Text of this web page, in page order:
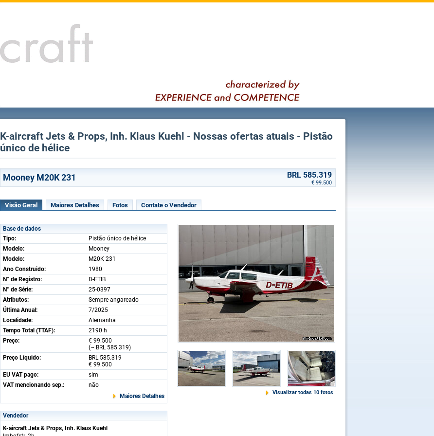
K-aircraft Jets & Props, Inh. Klaus Kuehl - Nossas ofertas atuais - Pistão
único de hélice
Mooney M20K 231 BRL 585.319
€ 99.500
Visão Geral Maiores Detalhes Fotos Contate o Vendedor
Base de dados
Tipo:
Pistão único de hélice
Modelo:
Mooney
Modelo:
M20K 231
Ano Construido:
1980
N° de Registro:
D-ETIB
N° de Série:
25-0397
Atributos:
Sempre angareado
Última Anual:
7/2025
Localidade:
Alemanha
Tempo Total (TTAF):
2190 h
Preço:
€ 99.500
(~ BRL 585.319)
Preço Líquido:
BRL 585.319
€ 99.500
EU VAT pago:
sim
VAT mencionando sep.:
não
Maiores Detalhes
Vendedor
K-aircraft Jets & Props, Inh. Klaus Kuehl
Visualizar todas 10 fotos